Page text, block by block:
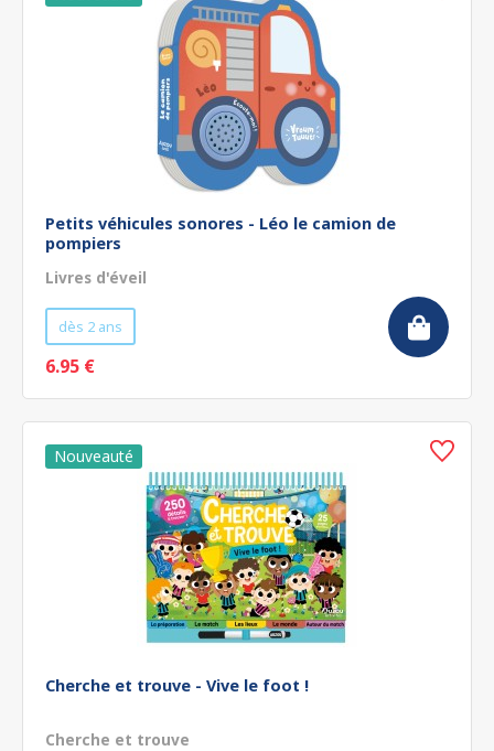
Petits véhicules sonores - Léo le camion de
pompiers
Livres d'éveil
dès 2 ans
6.95 €
Cherche et trouve - Vive le foot !
Cherche et trouve